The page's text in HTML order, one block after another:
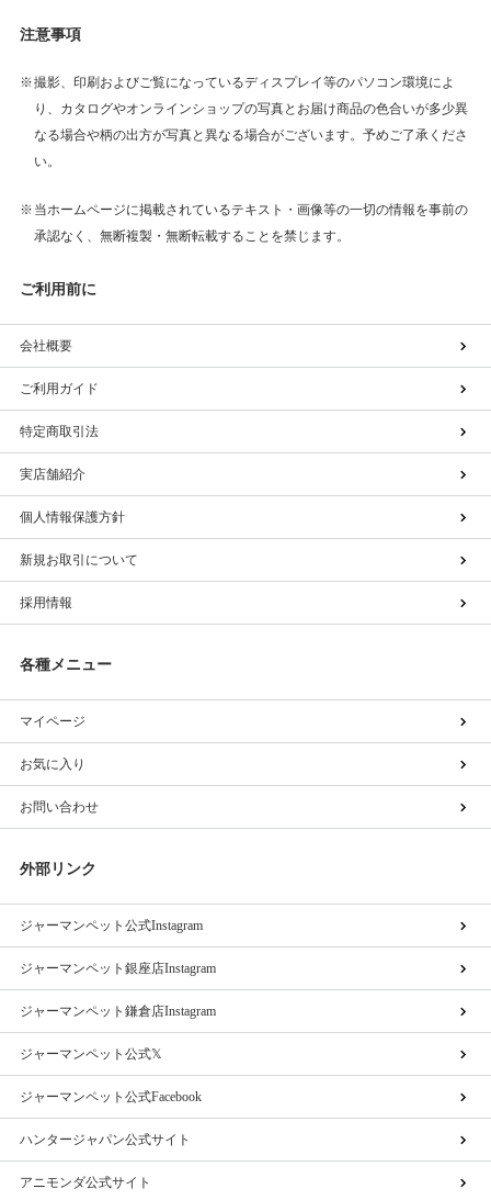
注意事項
撮影、印刷およびご覧になっているディスプレイ等のパソコン環境によ
り、カタログやオンラインショップの写真とお届け商品の色合いが多少異
なる場合や柄の出方が写真と異なる場合がございます。予めご了承くださ
い。
当ホームページに掲載されているテキスト・画像等の一切の情報を事前の
承認なく、無断複製・無断転載することを禁じます。
ご利用前に
会社概要
ご利用ガイド
特定商取引法
実店舗紹介
個人情報保護方針
新規お取引について
採用情報
各種メニュー
マイページ
お気に入り
お問い合わせ
外部リンク
ジャーマンペット公式Instagram
ジャーマンペット銀座店Instagram
ジャーマンペット鎌倉店Instagram
ジャーマンペット公式𝕏
ジャーマンペット公式Facebook
ハンタージャパン公式サイト
アニモンダ公式サイト